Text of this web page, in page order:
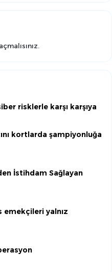
.
risklerle karşı karşıya
kortlarda şampiyonluğa
İstihdam Sağlayan
emekçileri yalnız